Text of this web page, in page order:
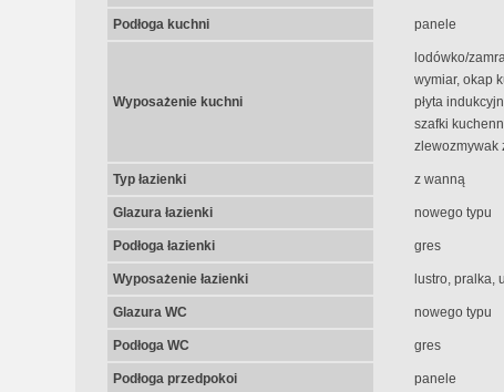
Podłoga kuchni panele
Wyposażenie kuchni
lodówko/
wymiar, okap
płyta
szafki
zlewozmywak
Typ łazienki z wanną
Glazura łazienki nowego typu
Podłoga łazienki gres
Wyposażenie łazienki lustro, pralka,
Glazura WC nowego typu
Podłoga WC gres
Podłoga przedpokoi panele